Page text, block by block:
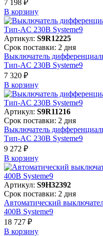
7 198 ₽
В корзинy
Артикул: S9R12225
Срок поставки: 2 дня
Выключатель
Тип-AC 230В Systeme9
7 320 ₽
В корзинy
Артикул: S9R11216
Срок поставки: 2 дня
Выключатель
Тип-AC 230В Systeme9
9 272 ₽
В корзинy
Артикул: S9H32392
Срок поставки: 2 дня
Автоматический
400В Systeme9
18 727 ₽
В корзинy